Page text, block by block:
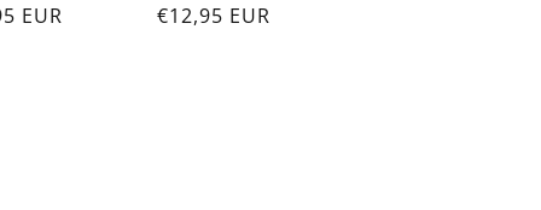
EUR
Prix
€12,95 EUR